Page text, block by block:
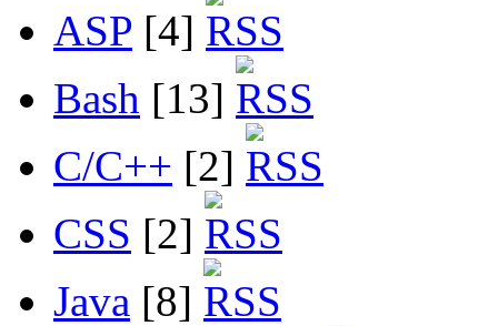
ASP [4]
Bash [13]
C/C++ [2]
CSS [2]
Java [8]